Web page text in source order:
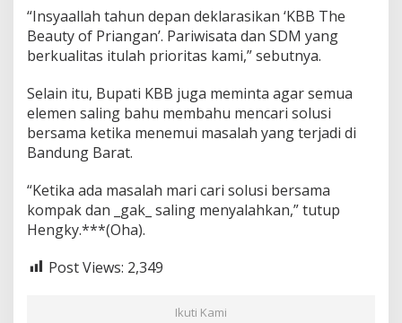
“Insyaallah tahun depan deklarasikan ‘KBB The
Beauty of Priangan’. Pariwisata dan SDM yang
berkualitas itulah prioritas kami,” sebutnya.
Selain itu, Bupati KBB juga meminta agar semua
elemen saling bahu membahu mencari solusi
bersama ketika menemui masalah yang terjadi di
Bandung Barat.
“Ketika ada masalah mari cari solusi bersama
kompak dan _gak_ saling menyalahkan,” tutup
Hengky.***(Oha).
Post Views: 2,349
Ikuti Kami